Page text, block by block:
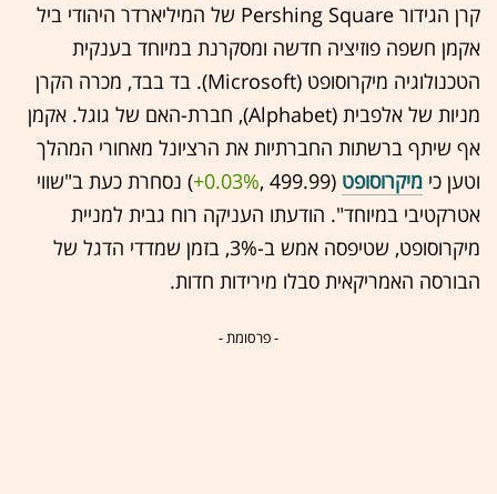
קרן הגידור Pershing Square של המיליארדר היהודי ביל
אקמן חשפה פוזיציה חדשה ומסקרנת במיוחד בענקית
הטכנולוגיה מיקרוסופט (Microsoft). בד בבד, מכרה הקרן
מניות של אלפבית (Alphabet), חברת-האם של גוגל. אקמן
אף שיתף ברשתות החברתיות את הרציונל מאחורי המהלך
וטען כי מיקרוסופט (499.99 ,‎
+0.03%‏) נסחרת כעת ב"שווי
אטרקטיבי במיוחד". הודעתו העניקה רוח גבית למניית
מיקרוסופט, שטיפסה אמש ב-3%, בזמן שמדדי הדגל של
הבורסה האמריקאית סבלו מירידות חדות.
- פרסומת -